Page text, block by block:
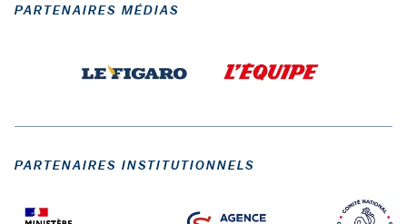
PARTENAIRES MÉDIAS
PARTENAIRES INSTITUTIONNELS